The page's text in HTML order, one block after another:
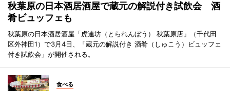
秋葉原の日本酒居酒屋で蔵元の解説付き試飲会 酒
肴ビュッフェも
秋葉原の日本酒居酒屋「虎連坊（とられんぼう） 秋葉原店」（千代田
区外神田1）で3月4日、「蔵元の解説付き 酒肴（しゅこう）ビュッフェ
付き試飲会」が開催される。
食べる